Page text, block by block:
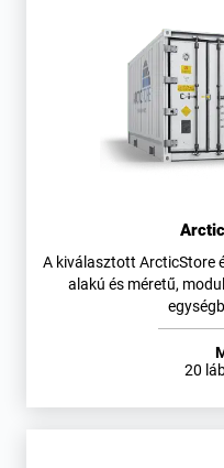
A kiválasztott ArcticStore
alakú és méretű,
20